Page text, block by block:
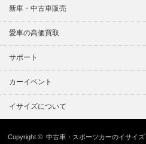
新車・中古車販売
愛車の高価買取
サポート
カーイベント
イサイズについて
Copyright ©中古車・スポーツカーのイサイズ